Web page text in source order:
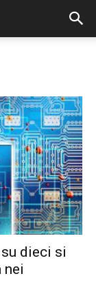
dieci si
nei